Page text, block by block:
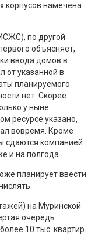
корпусов намечена
по другой
объясняет,
ввода домов в
от указанной в
планируемого
нет. Скорее
у ныне
ресурсе указано,
вовремя. Кроме
сдаются компанией
и на полгода.
планирует ввести
на Муринской
очередь
10 тыс. квартир.